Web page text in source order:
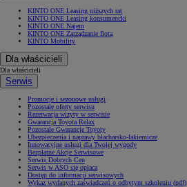
KINTO ONE Leasing niższych rat
KINTO ONE Leasing konsumencki
KINTO ONE Najem
KINTO ONE Zarządzanie flotą
KINTO Mobility
Dla właścicieli
Dla właścicieli
Serwis
Promocje i sezonowe usługi
Pozostałe oferty serwisu
Rezerwacja wizyty w serwisie
Gwarancja Toyota Relax
Pozostałe Gwarancje Toyoty
Ubezpieczenia i naprawy blacharsko-lakiernicze
Innowacyjne usługi dla Twojej wygody
Bezpłatne Akcje Serwisowe
Serwis Dobrych Cen
Serwis w ASO się opłaca
Dostęp do informacji serwisowych
Wykaz wydanych zaświadczeń o odbytym szkoleniu (pdf)